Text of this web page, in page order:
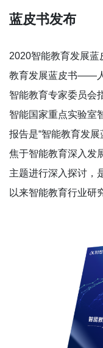
蓝皮书发布
2020智能教育发展
教育发展蓝皮书——
智能教育专家委员会
智能国家重点实验室
报告是“智能教育发
焦于智能教育深入发
主题进行深入探讨，
以来智能教育行业研